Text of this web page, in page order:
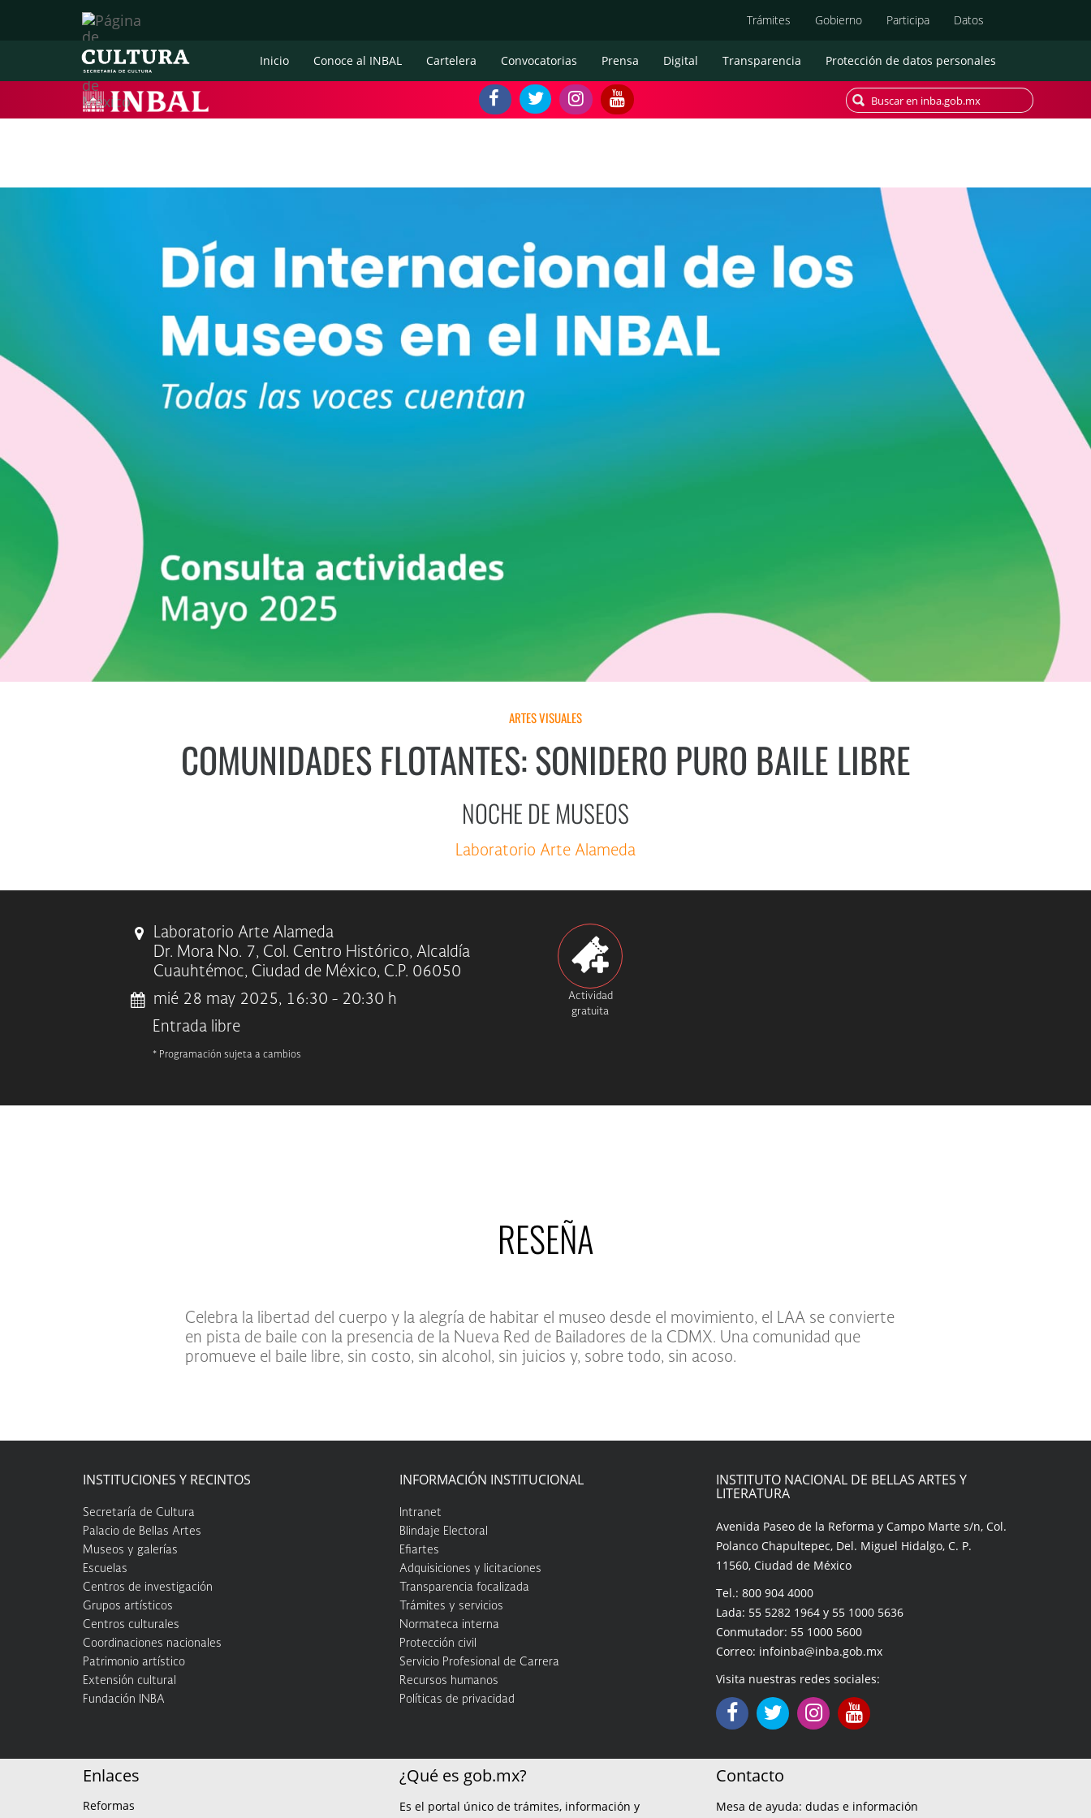
Trámites Gobierno Participa Datos
Inicio Conoce al INBAL Cartelera Convocatorias Prensa Digital Transparencia Protección de datos personales
ARTES VISUALES
COMUNIDADES FLOTANTES: SONIDERO PURO BAILE LIBRE
NOCHE DE MUSEOS
Laboratorio Arte Alameda
Laboratorio Arte Alameda
Dr. Mora No. 7, Col. Centro Histórico, Alcaldía
Cuauhtémoc, Ciudad de México, C.P. 06050
mié 28 may 2025, 16:30 - 20:30 h
Entrada libre
* Programación sujeta a cambios
Actividad
gratuita
RESEÑA
Celebra la libertad del cuerpo y la alegría de habitar el museo desde el movimiento, el LAA se convierte
en pista de baile con la presencia de la Nueva Red de Bailadores de la CDMX. Una comunidad que
promueve el baile libre, sin costo, sin alcohol, sin juicios y, sobre todo, sin acoso.
INSTITUCIONES Y RECINTOS
Secretaría de Cultura
Palacio de Bellas Artes
Museos y galerías
Escuelas
Centros de investigación
Grupos artísticos
Centros culturales
Coordinaciones nacionales
Patrimonio artístico
Extensión cultural
Fundación INBA
INFORMACIÓN INSTITUCIONAL
Intranet
Blindaje Electoral
Efiartes
Adquisiciones y licitaciones
Transparencia focalizada
Trámites y servicios
Normateca interna
Protección civil
Servicio Profesional de Carrera
Recursos humanos
Políticas de privacidad
INSTITUTO NACIONAL DE BELLAS ARTES Y
LITERATURA
Avenida Paseo de la Reforma y Campo Marte s/n, Col.
Polanco Chapultepec, Del. Miguel Hidalgo, C. P.
11560, Ciudad de México
Tel.: 800 904 4000
Lada: 55 5282 1964 y 55 1000 5636
Conmutador: 55 1000 5600
Correo: infoinba@inba.gob.mx
Visita nuestras redes sociales:
Enlaces
Reformas
¿Qué es gob.mx?
Es el portal único de trámites, información y
Contacto
Mesa de ayuda: dudas e información